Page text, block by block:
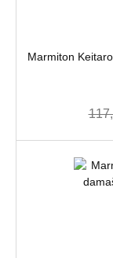
Marmiton